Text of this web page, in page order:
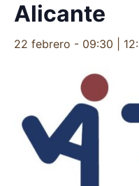
Alicante
22 febrero - 09:30